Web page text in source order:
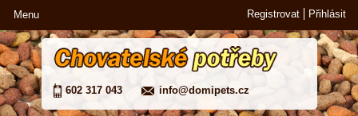
Menu Registrovat Přihlásit
602 317 043 info@domipets.cz